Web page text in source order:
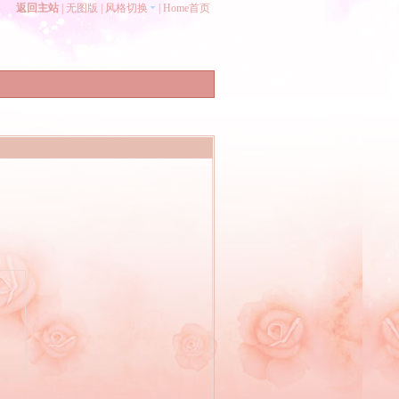
返回主站 无图版 风格切换 Home首页